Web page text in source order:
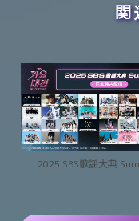
関
2025 SBS歌謡大典